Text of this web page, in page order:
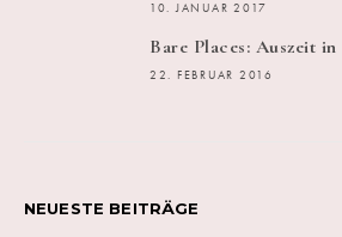
10. JANUAR 2017
Bare Places: Auszeit
22. FEBRUAR 2016
NEUESTE BEITRÄGE